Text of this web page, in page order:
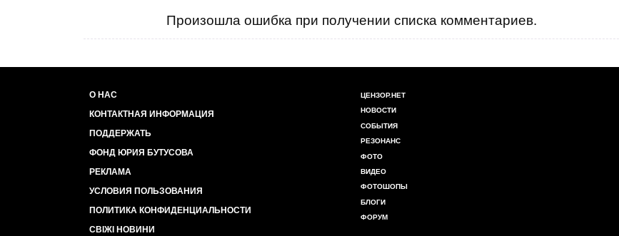
Произошла ошибка при получении списка комментариев.
О НАС
КОНТАКТНАЯ ИНФОРМАЦИЯ
ПОДДЕРЖАТЬ
ФОНД ЮРИЯ БУТУСОВА
РЕКЛАМА
УСЛОВИЯ ПОЛЬЗОВАНИЯ
ПОЛИТИКА КОНФИДЕНЦИАЛЬНОСТИ
СВІЖІ НОВИНИ
ЦЕНЗОР.НЕТ
НОВОСТИ
СОБЫТИЯ
РЕЗОНАНС
ФОТО
ВИДЕО
ФОТОШОПЫ
БЛОГИ
ФОРУМ